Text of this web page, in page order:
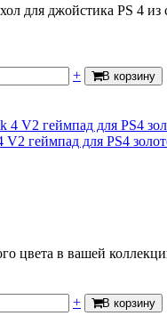
для джойстика PS 4 из
+ В корзину
V2 геймпад для PS4
цвета в вашей
+ В корзину